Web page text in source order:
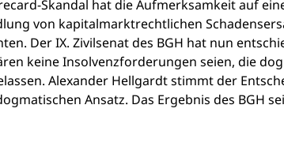
Skandal hat die Aufmerksamkeit auf
von kapitalmarktrechtlichen
Der IX. Zivilsenat des BGH hat nun
keine Insolvenzforderungen seien, die
Alexander Hellgardt stimmt der
Ansatz. Das Ergebnis des BGH